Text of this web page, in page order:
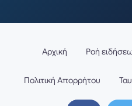
Αρχική Ροή
Πολιτική Απορρήτου